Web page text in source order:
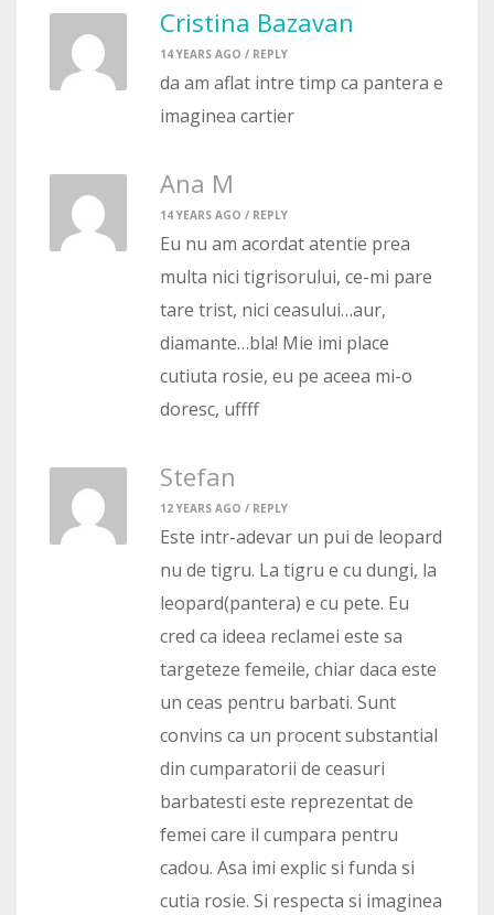
Cristina Bazavan
14 YEARS AGO / REPLY
da am aflat intre timp ca pantera e
imaginea cartier
Ana M
14 YEARS AGO / REPLY
Eu nu am acordat atentie prea
multa nici tigrisorului, ce-mi pare
tare trist, nici ceasului…aur,
diamante…bla! Mie imi place
cutiuta rosie, eu pe aceea mi-o
doresc, uffff
Stefan
12 YEARS AGO / REPLY
Este intr-adevar un pui de leopard
nu de tigru. La tigru e cu dungi, la
leopard(pantera) e cu pete. Eu
cred ca ideea reclamei este sa
targeteze femeile, chiar daca este
un ceas pentru barbati. Sunt
convins ca un procent substantial
din cumparatorii de ceasuri
barbatesti este reprezentat de
femei care il cumpara pentru
cadou. Asa imi explic si funda si
cutia rosie. Si respecta si imaginea